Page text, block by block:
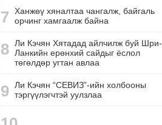
7
Ханжөү хяналтаа чангалж, байгаль
орчинг хамгаалж байна
8
Ли Кэчян Хятадад айлчилж буй Шри-
Ланкийн ерөнхий сайдыг ёслол
төгөлдөр угтан авлаа
9
Ли Кэчян “СЕВИЗ”-ийн холбооны
тэргүүлэгчтэй уулзлаа